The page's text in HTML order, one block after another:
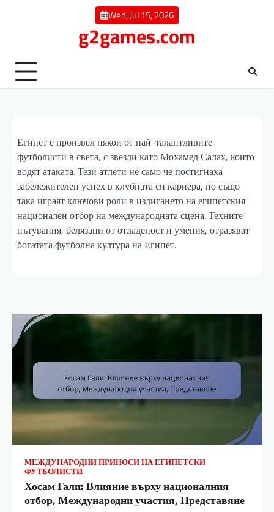
Wed, Jul 15, 2026
g2games.com
Египет е произвел някои от най-талантливите
футболисти в света, с звезди като Мохамед Салах, които
водят атаката. Тези атлети не само че постигнаха
забележителен успех в клубната си кариера, но също
така играят ключови роли в издигането на египетския
национален отбор на международната сцена. Техните
пътувания, белязани от отдаденост и умения, отразяват
богатата футболна култура на Египет.
МЕЖДУНАРОДНИ ПРИНОСИ НА ЕГИПЕТСКИ
ФУТБОЛИСТИ
Хосам Гали: Влияние върху националния
отбор, Международни участия, Представяне